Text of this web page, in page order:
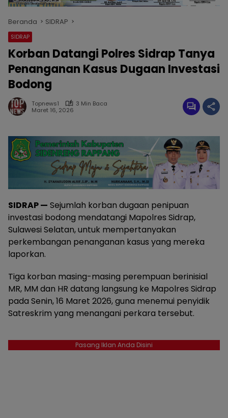
Beranda SIDRAP
SIDRAP
Korban Datangi Polres Sidrap Tanya
Penanganan Kasus Dugaan Investasi
Bodong
Topnews1
3 Min Baca
Maret 16, 2026
SIDRAP — Sejumlah korban dugaan penipuan
investasi bodong mendatangi Mapolres Sidrap,
Sulawesi Selatan, untuk mempertanyakan
perkembangan penanganan kasus yang mereka
laporkan.
Tiga korban masing-masing perempuan berinisial
MR, MM dan HR datang langsung ke Mapolres Sidrap
pada Senin, 16 Maret 2026, guna menemui penyidik
Satreskrim yang menangani perkara tersebut.
Pasang Iklan Anda Disini